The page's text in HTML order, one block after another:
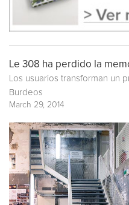
Le 308 ha perdido la
Los usuarios transforman un
Burdeos
March 29, 2014